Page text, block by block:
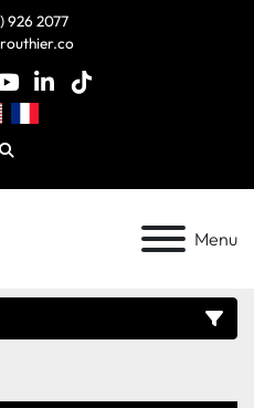
926 2077
youtube
linkedin
tiktok
Chercheur
Menu